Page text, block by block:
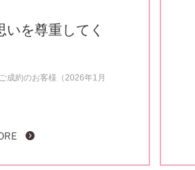
を尊重してく
成約のお客様（2026年1月